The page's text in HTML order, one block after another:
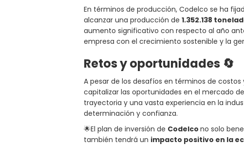
En términos de producción, Codelco se ha
alcanzar una producción de 1.352.138
aumento significativo con respecto al año
empresa con el crecimiento sostenible y la
Retos y oportunidades 🔄
A pesar de los desafíos en términos de
capitalizar las oportunidades en el mercado
trayectoria y una vasta experiencia en la
determinación y confianza.
🌟El plan de inversión de Codelco no solo
también tendrá un impacto positivo en la